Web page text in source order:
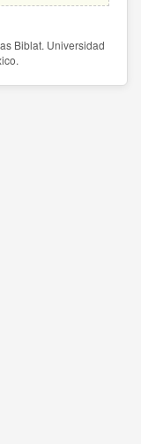
Biblat. Universidad